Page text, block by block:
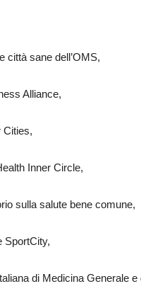
città sane dell’OMS,
Alliance,
Cities,
Inner Circle,
sulla salute bene comune,
SportCity,
di Medicina Generale